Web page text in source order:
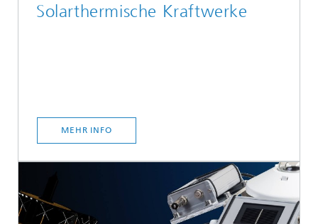
Solarthermische Kraftwerke
MEHR INFO